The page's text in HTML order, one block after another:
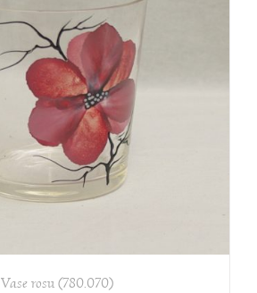
Vase rosu (780.070)